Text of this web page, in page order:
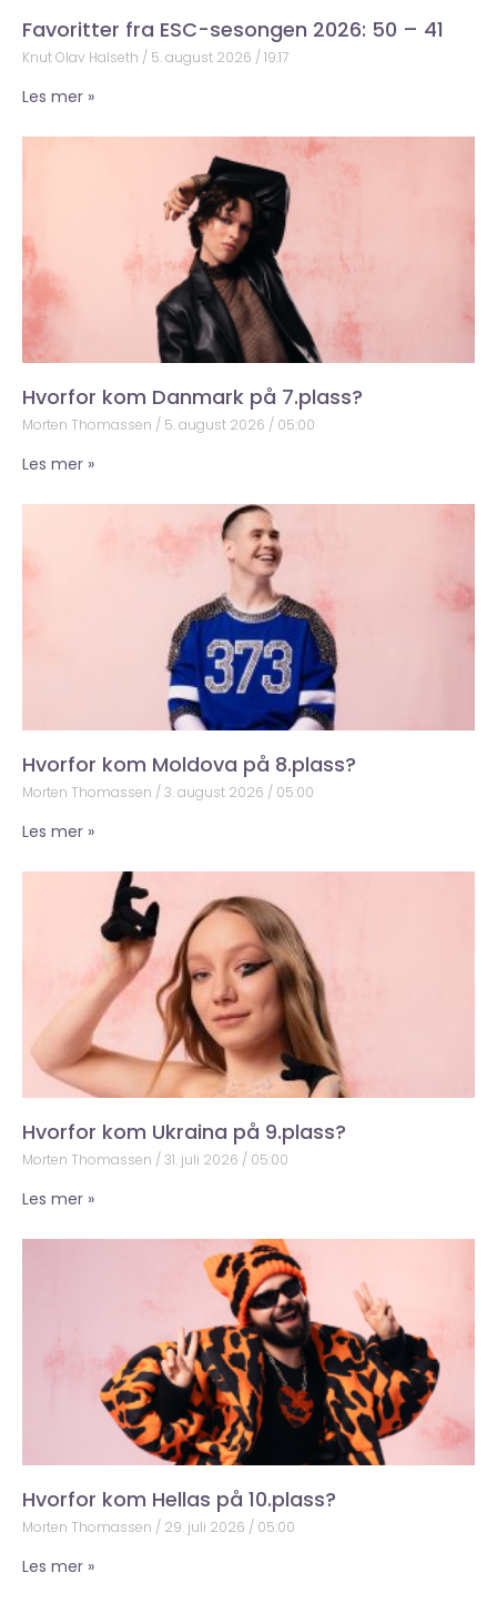
Favoritter fra ESC-sesongen 2026: 50 – 41
Knut Olav Halseth 5. august 2026 19:17
Les mer »
Hvorfor kom Danmark på 7.plass?
Morten Thomassen 5. august 2026 05:00
Les mer »
Hvorfor kom Moldova på 8.plass?
Morten Thomassen 3. august 2026 05:00
Les mer »
Hvorfor kom Ukraina på 9.plass?
Morten Thomassen 31. juli 2026 05:00
Les mer »
Hvorfor kom Hellas på 10.plass?
Morten Thomassen 29. juli 2026 05:00
Les mer »